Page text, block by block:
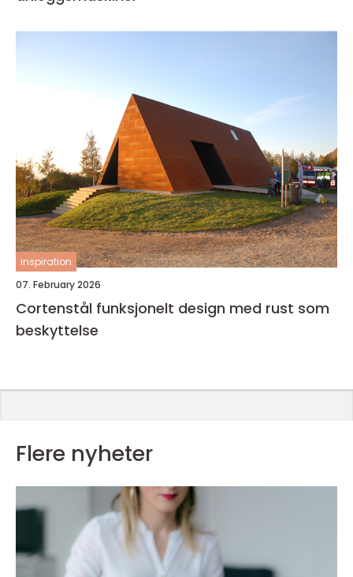
inspiration
07. February 2026
Cortenstål funksjonelt design med rust som
beskyttelse
Flere nyheter